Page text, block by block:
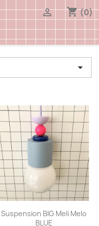
shopping_cart(0)


Aperçu rapide
Suspension BIG Meli Melo
BLUE